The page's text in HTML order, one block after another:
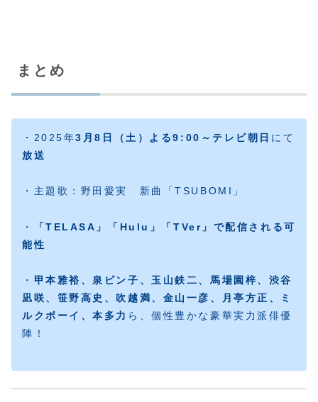
まとめ
・2025年3月8日（土）よる9:00～テレビ朝日 にて
放送
・主題歌：野田愛実 新曲「TSUBOMI」
・ 「TELASA」「Hulu」「 TVer 」で配信される可
能性
・ 甲本雅裕、泉ピン子、玉山鉄二、馬場園梓、渋谷
凪咲、笹野高史、吹越満、金山一彦、月亭方正、ミ
ルクボーイ、本多力 ら、個性豊かな豪華実力派俳優
陣！